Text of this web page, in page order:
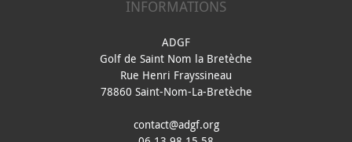
INFORMATIONS
ADGF
Golf de Saint Nom la Bretèche
Rue Henri Frayssineau
78860 Saint-Nom-La-Bretèche
contact@adgf.org